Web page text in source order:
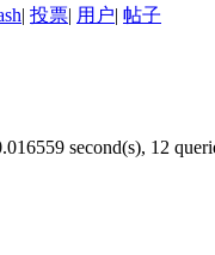
| 投票| 用户| 帖子
second(s), 12